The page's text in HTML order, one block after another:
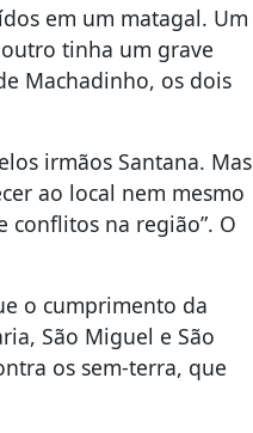
em um matagal. Um
tinha um grave
Machadinho, os dois
irmãos Santana. Mas
ao local nem mesmo
conflitos na região”. O
o cumprimento da
São Miguel e São
os sem-terra, que